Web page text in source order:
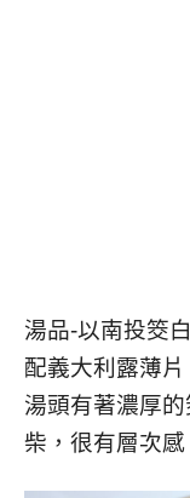
湯品-以南投筊
配義大利露薄
湯頭有著濃厚
柴，很有層次感